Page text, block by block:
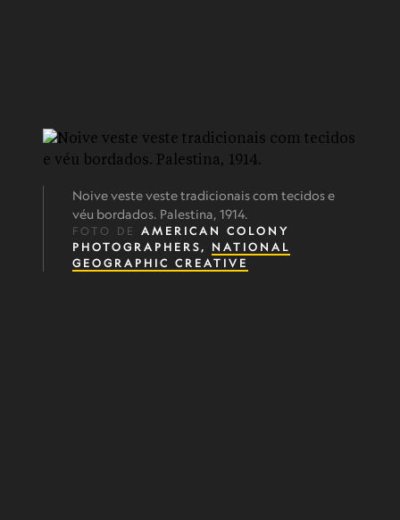
Noive veste veste tradicionais com tecidos e
véu bordados. Palestina, 1914.
FOTO DE AMERICAN COLONY
PHOTOGRAPHERS, NATIONAL
GEOGRAPHIC CREATIVE